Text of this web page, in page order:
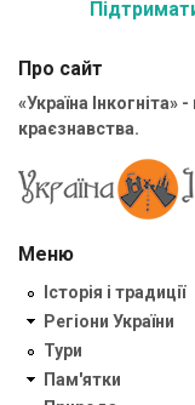
Про сайт
«Україна Інкогніта»
краєзнавства.
Меню
Історія і традиції
Регіони України
Тури
Пам'ятки